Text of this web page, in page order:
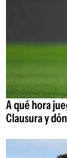
A qué hora
Clausura y